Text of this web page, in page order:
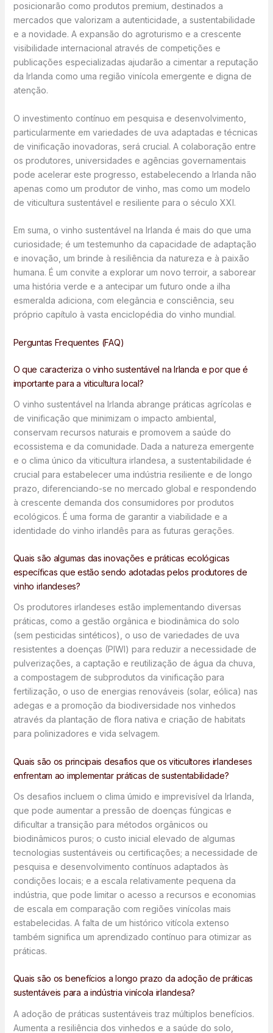
posicionarão como produtos premium, destinados a
mercados que valorizam a autenticidade, a sustentabilidade
e a novidade. A expansão do agroturismo e a crescente
visibilidade internacional através de competições e
publicações especializadas ajudarão a cimentar a reputação
da Irlanda como uma região vinícola emergente e digna de
atenção.
O investimento contínuo em pesquisa e desenvolvimento,
particularmente em variedades de uva adaptadas e técnicas
de vinificação inovadoras, será crucial. A colaboração entre
os produtores, universidades e agências governamentais
pode acelerar este progresso, estabelecendo a Irlanda não
apenas como um produtor de vinho, mas como um modelo
de viticultura sustentável e resiliente para o século XXI.
Em suma, o vinho sustentável na Irlanda é mais do que uma
curiosidade; é um testemunho da capacidade de adaptação
e inovação, um brinde à resiliência da natureza e à paixão
humana. É um convite a explorar um novo terroir, a saborear
uma história verde e a antecipar um futuro onde a ilha
esmeralda adiciona, com elegância e consciência, seu
próprio capítulo à vasta enciclopédia do vinho mundial.
Perguntas Frequentes (FAQ)
O que caracteriza o vinho sustentável na Irlanda e por que é
importante para a viticultura local?
O vinho sustentável na Irlanda abrange práticas agrícolas e
de vinificação que minimizam o impacto ambiental,
conservam recursos naturais e promovem a saúde do
ecossistema e da comunidade. Dada a natureza emergente
e o clima único da viticultura irlandesa, a sustentabilidade é
crucial para estabelecer uma indústria resiliente e de longo
prazo, diferenciando-se no mercado global e respondendo
à crescente demanda dos consumidores por produtos
ecológicos. É uma forma de garantir a viabilidade e a
identidade do vinho irlandês para as futuras gerações.
Quais são algumas das inovações e práticas ecológicas
específicas que estão sendo adotadas pelos produtores de
vinho irlandeses?
Os produtores irlandeses estão implementando diversas
práticas, como a gestão orgânica e biodinâmica do solo
(sem pesticidas sintéticos), o uso de variedades de uva
resistentes a doenças (PIWI) para reduzir a necessidade de
pulverizações, a captação e reutilização de água da chuva,
a compostagem de subprodutos da vinificação para
fertilização, o uso de energias renováveis (solar, eólica) nas
adegas e a promoção da biodiversidade nos vinhedos
através da plantação de flora nativa e criação de habitats
para polinizadores e vida selvagem.
Quais são os principais desafios que os viticultores irlandeses
enfrentam ao implementar práticas de sustentabilidade?
Os desafios incluem o clima úmido e imprevisível da Irlanda,
que pode aumentar a pressão de doenças fúngicas e
dificultar a transição para métodos orgânicos ou
biodinâmicos puros; o custo inicial elevado de algumas
tecnologias sustentáveis ou certificações; a necessidade de
pesquisa e desenvolvimento contínuos adaptados às
condições locais; e a escala relativamente pequena da
indústria, que pode limitar o acesso a recursos e economias
de escala em comparação com regiões vinícolas mais
estabelecidas. A falta de um histórico vitícola extenso
também significa um aprendizado contínuo para otimizar as
práticas.
Quais são os benefícios a longo prazo da adoção de práticas
sustentáveis para a indústria vinícola irlandesa?
A adoção de práticas sustentáveis traz múltiplos benefícios.
Aumenta a resiliência dos vinhedos e a saúde do solo,